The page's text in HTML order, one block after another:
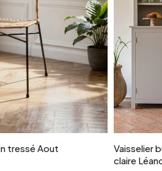
tressé Aout
Vaisselier
claire